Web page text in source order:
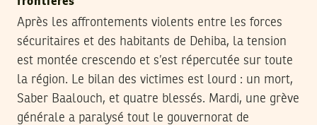
Après les affrontements violents entre les forces
sécuritaires et des habitants de Dehiba, la tension
est montée crescendo et s’est répercutée sur toute
la région. Le bilan des victimes est lourd : un mort,
Saber Baalouch, et quatre blessés. Mardi, une grève
générale a paralysé tout le gouvernorat de